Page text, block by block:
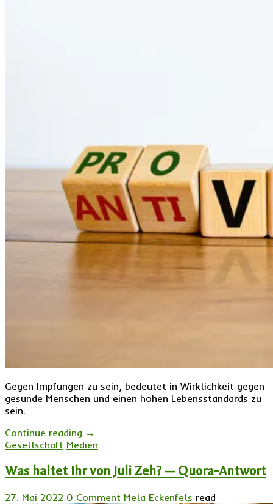
Gegen Impfungen zu sein, bedeutet in Wirklichkeit gegen
gesunde Menschen und einen hohen Lebensstandards zu
sein.
Continue reading →
Gesellschaft Medien
Was haltet Ihr von Juli Zeh? — Quora-Antwort
27. Mai 2022 0 Comment Mela Eckenfels read